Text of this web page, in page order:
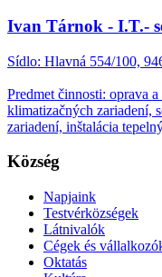
Ivan Tárnok - I.T.-
Sídlo: Hlavná 554/100,
Predmet činnosti: oprava
klimatizačných zariadení,
zariadení, inštalácia
Község
Napjaink
Testvérközségek
Látnivalók
Cégek és
Oktatás